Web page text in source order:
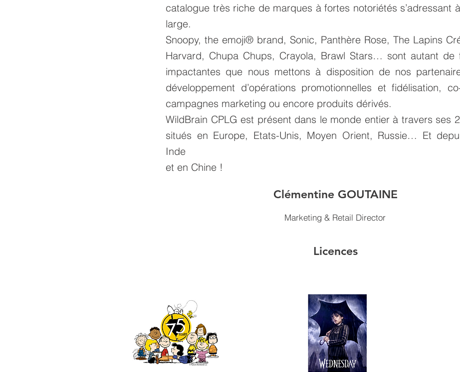
catalogue très riche de marques à fortes notoriétés s’adressant
large.
Snoopy, the emoji® brand, Sonic, Panthère Rose, The Lapins
Harvard, Chupa Chups, Crayola, Brawl Stars… sont autant de
impactantes que nous mettons à disposition de nos
développement d’opérations promotionnelles et fidélisation,
campagnes marketing ou encore produits dérivés.
WildBrain CPLG est présent dans le monde entier à travers ses
situés en Europe, Etats-Unis, Moyen Orient, Russie… Et
Inde
et en Chine !
Clémentine GOUTAINE
Marketing & Retail Director
Licences